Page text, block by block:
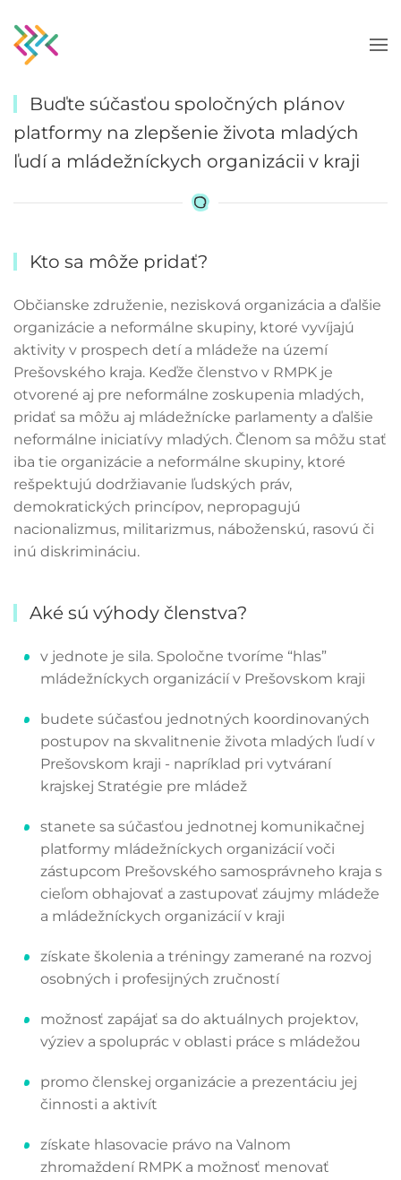
Skip to main content
Buďte súčasťou spoločných plánov
platformy na zlepšenie života mladých
ľudí a mládežníckych organizácii v kraji
Kto sa môže pridať?
Občianske združenie, nezisková organizácia a ďalšie
organizácie a neformálne skupiny, ktoré vyvíjajú
aktivity v prospech detí a mládeže na území
Prešovského kraja. Keďže členstvo v RMPK je
otvorené aj pre neformálne zoskupenia mladých,
pridať sa môžu aj mládežnícke parlamenty a ďalšie
neformálne iniciatívy mladých. Členom sa môžu stať
iba tie organizácie a neformálne skupiny, ktoré
rešpektujú dodržiavanie ľudských práv,
demokratických princípov, nepropagujú
nacionalizmus, militarizmus, náboženskú, rasovú či
inú diskrimináciu.
Aké sú výhody členstva?
v jednote je sila. Spoločne tvoríme “hlas”
mládežníckych organizácií v Prešovskom kraji
budete súčasťou jednotných koordinovaných
postupov na skvalitnenie života mladých ľudí v
Prešovskom kraji - napríklad pri vytváraní
krajskej Stratégie pre mládež
stanete sa súčasťou jednotnej komunikačnej
platformy mládežníckych organizácií voči
zástupcom Prešovského samosprávneho kraja s
cieľom obhajovať a zastupovať záujmy mládeže
a mládežníckych organizácií v kraji
získate školenia a tréningy zamerané na rozvoj
osobných i profesijných zručností
možnosť zapájať sa do aktuálnych projektov,
výziev a spoluprác v oblasti práce s mládežou
promo členskej organizácie a prezentáciu jej
činnosti a aktivít
získate hlasovacie právo na Valnom
zhromaždení RMPK a možnosť menovať